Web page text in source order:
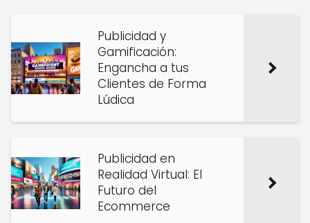
Publicidad y
Gamificación:
Engancha a tus
Clientes de Forma
Lúdica
Publicidad en
Realidad Virtual: El
Futuro del
Ecommerce